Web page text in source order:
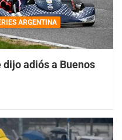
ARGENTINA
adiós a Buenos